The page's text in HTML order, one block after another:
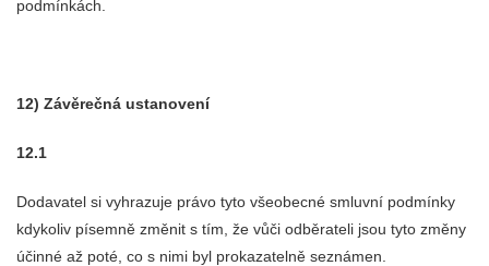
podmínkách.
12) Závěrečná ustanovení
12.1
Dodavatel si vyhrazuje právo tyto všeobecné smluvní podmínky
kdykoliv písemně změnit s tím, že vůči odběrateli jsou tyto změny
účinné až poté, co s nimi byl prokazatelně seznámen.